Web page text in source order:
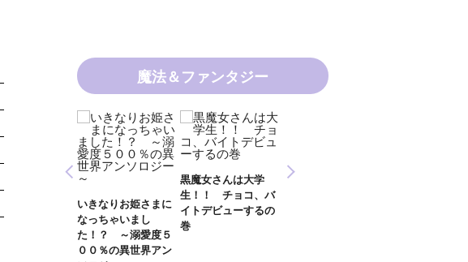
魔法＆ファンタジー
いきなりお姫さまに
なっちゃいまし
た！？ ～溺愛度５
００％の異世界アン
黒魔女さんは大学
生！！ チョコ、バ
イトデビューするの
巻
新 妖界ナビ・ルナ
１～１１ 全１１巻
合本版